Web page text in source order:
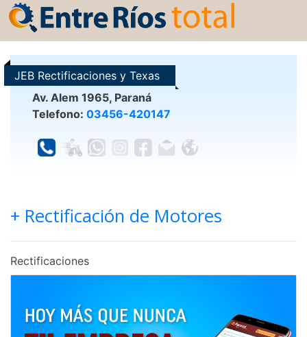
JEB Rectificaciones y Texas
Chajarí
Av. Alem 1965, Paraná
Telefono: 03456-420147
+ Rectificación de Motores
Rectificaciones